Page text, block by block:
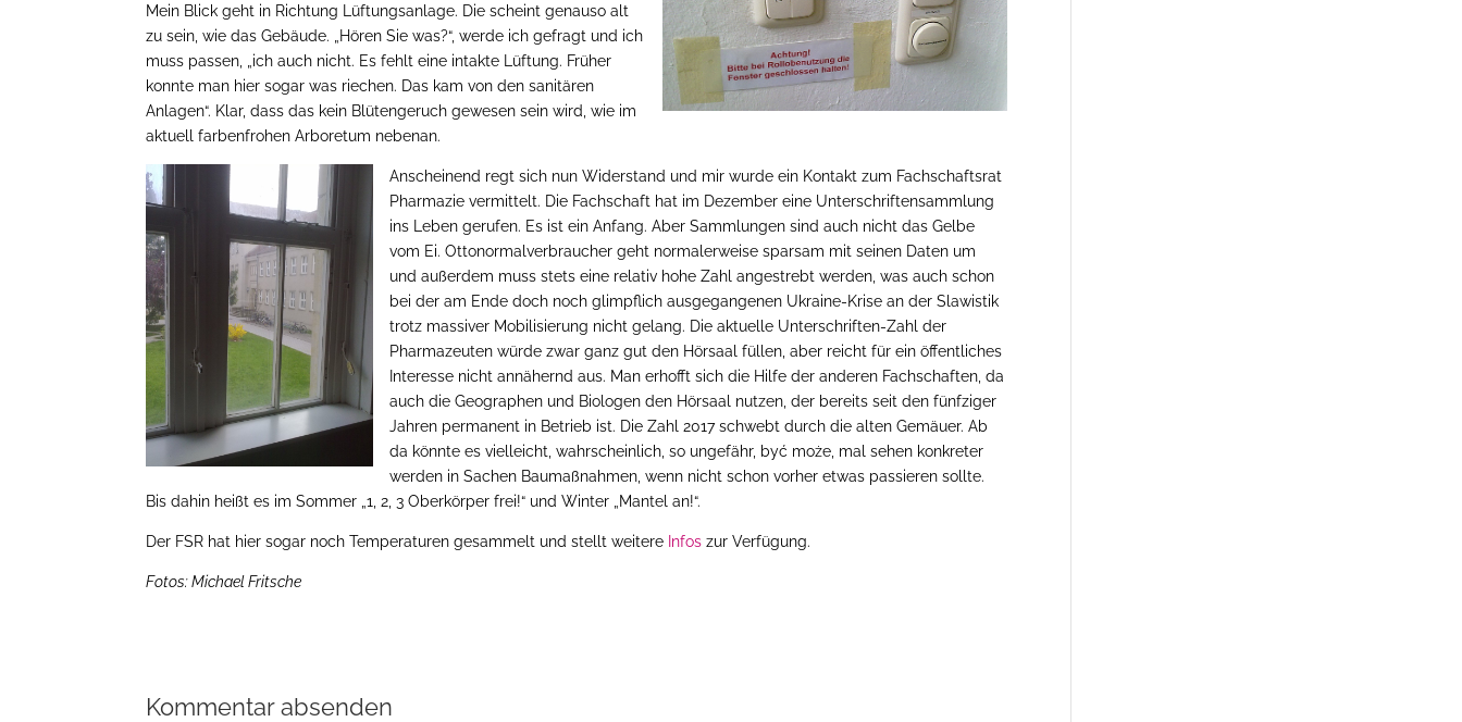
Mein Blick geht in Richtung Lüftungsanlage. Die scheint genauso alt
zu sein, wie das Gebäude. „Hören Sie was?“, werde ich gefragt und ich
muss passen, „ich auch nicht. Es fehlt eine intakte Lüftung. Früher
konnte man hier sogar was riechen. Das kam von den sanitären
Anlagen“. Klar, dass das kein Blütengeruch gewesen sein wird, wie im
aktuell farbenfrohen Arboretum nebenan.
Anscheinend regt sich nun Widerstand und mir wurde ein Kontakt zum Fachschaftsrat
Pharmazie vermittelt. Die Fachschaft hat im Dezember eine Unterschriftensammlung
ins Leben gerufen. Es ist ein Anfang. Aber Sammlungen sind auch nicht das Gelbe
vom Ei. Ottonormalverbraucher geht normalerweise sparsam mit seinen Daten um
und außerdem muss stets eine relativ hohe Zahl angestrebt werden, was auch schon
bei der am Ende doch noch glimpflich ausgegangenen Ukraine-Krise an der Slawistik
trotz massiver Mobilisierung nicht gelang. Die aktuelle Unterschriften-Zahl der
Pharmazeuten würde zwar ganz gut den Hörsaal füllen, aber reicht für ein öffentliches
Interesse nicht annähernd aus. Man erhofft sich die Hilfe der anderen Fachschaften, da
auch die Geographen und Biologen den Hörsaal nutzen, der bereits seit den fünfziger
Jahren permanent in Betrieb ist. Die Zahl 2017 schwebt durch die alten Gemäuer. Ab
da könnte es vielleicht, wahrscheinlich, so ungefähr, być może, mal sehen konkreter
werden in Sachen Baumaßnahmen, wenn nicht schon vorher etwas passieren sollte.
Bis dahin heißt es im Sommer „1, 2, 3 Oberkörper frei!“ und Winter „Mantel an!“.
Der FSR hat hier sogar noch Temperaturen gesammelt und stellt weitere Infos zur Verfügung.
Fotos: Michael Fritsche
Kommentar absenden